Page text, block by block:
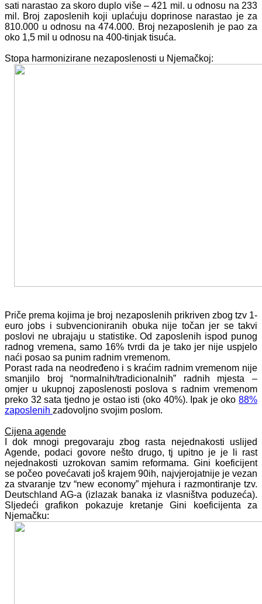
sati narastao za skoro duplo više – 421 mil. u odnosu na 233
mil. Broj zaposlenih koji uplaćuju doprinose narastao je za
810.000 u odnosu na 474.000. Broj nezaposlenih je pao za
oko 1,5 mil u odnosu na 400-tinjak tisuća.
Stopa harmonizirane nezaposlenosti u Njemačkoj:
Priče prema kojima je broj nezaposlenih prikriven zbog tzv 1-
euro jobs i subvencioniranih obuka nije točan jer se takvi
poslovi ne ubrajaju u statistike. Od zaposlenih ispod punog
radnog vremena, samo 16% tvrdi da je tako jer nije uspjelo
naći posao sa punim radnim vremenom.
Porast rada na neodređeno i s kraćim radnim vremenom nije
smanjilo broj “normalnih/tradicionalnih” radnih mjesta –
omjer u ukupnoj zaposlenosti poslova s radnim vremenom
preko 32 sata tjedno je ostao isti (oko 40%). Ipak je oko 88%
zaposlenih zadovoljno svojim poslom.
Cijena agende
I dok mnogi pregovaraju zbog rasta nejednakosti uslijed
Agende, podaci govore nešto drugo, tj upitno je je li rast
nejednakosti uzrokovan samim reformama. Gini koeficijent
se počeo povećavati još krajem 90ih, najvjerojatnije je vezan
za stvaranje tzv “new economy” mjehura i razmontiranje tzv.
Deutschland AG-a (izlazak banaka iz vlasništva poduzeća).
Sljedeći grafikon pokazuje kretanje Gini koeficijenta za
Njemačku: